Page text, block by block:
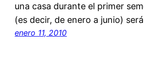
una casa durante el primer
(es decir, de enero a junio)
enero 11, 2010